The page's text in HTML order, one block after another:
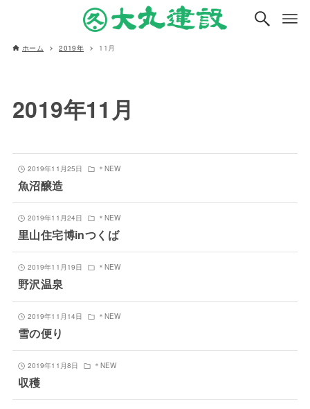
ホーム 2019年 11月
2019年11月
2019年11月25日 ＊NEW
魚沼醸造
2019年11月24日 ＊NEW
里山住宅博inつくば
2019年11月19日 ＊NEW
野沢温泉
2019年11月14日 ＊NEW
雪の便り
2019年11月8日 ＊NEW
収穫